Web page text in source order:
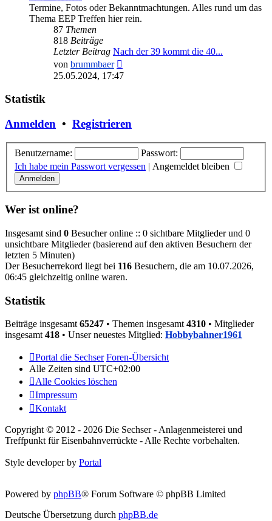
Termine, Fotos oder Bekanntmachtungen. Alles rund um das
Thema EEP Treffen hier rein.
87 Themen
818 Beiträge
Letzter Beitrag Nach der 39 kommt die 40...
von brummbaer
Beitrag
25.05.2024, 17:47
Statistik
Anmelden • Registrieren
Benutzername:
Passwort:
Ich habe mein Passwort vergessen | Angemeldet bleiben
Wer ist online?
Insgesamt sind 0 Besucher online :: 0 sichtbare Mitglieder und 0
unsichtbare Mitglieder (basierend auf den aktiven Besuchern der
letzten 5 Minuten)
Der Besucherrekord liegt bei 116 Besuchern, die am 10.07.2026,
06:45 gleichzeitig online waren.
Statistik
Beiträge insgesamt 65247 • Themen insgesamt 4310 • Mitglieder
insgesamt 418 • Unser neuestes Mitglied: Hobbybahner1961
Portal die Sechser Foren-Übersicht
Alle Zeiten sind UTC+02:00
Alle Cookies löschen
Impressum
Kontakt
Copyright © 2012 - 2026 Die Sechser - Anlagenmeisterei und
Treffpunkt für Eisenbahnverrückte - Alle Rechte vorbehalten.
Style developer by Portal
Powered by phpBB® Forum Software © phpBB Limited
Deutsche Übersetzung durch phpBB.de